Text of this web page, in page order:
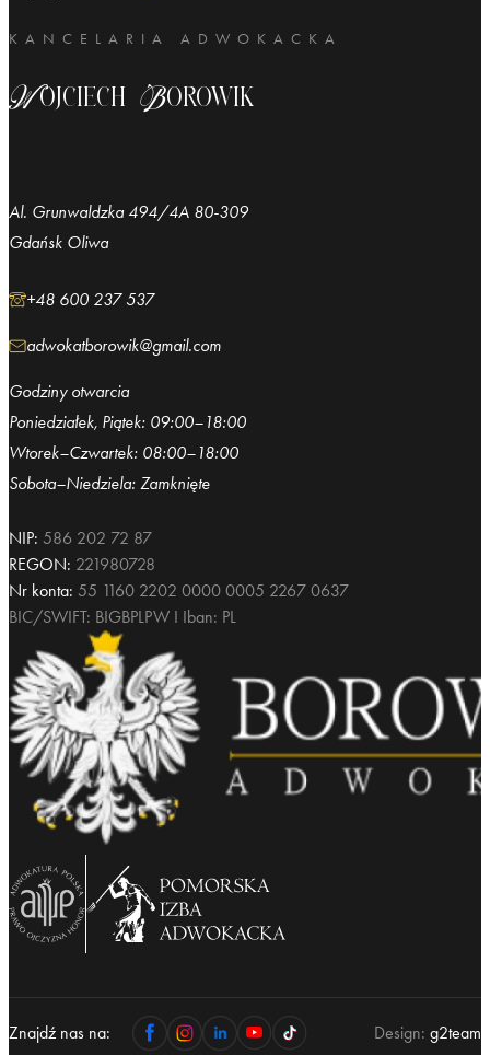
NIP: 586 202 72 87
REGON: 221980728
Nr konta: 55 1160 2202 0000 0005 2267 0637
BIC/SWIFT: BIGBPLPW I Iban: PL
KANCELARIA ADWOKACKA
Wojciech Borowik
Al. Grunwaldzka 494/4A 80-309
Gdańsk Oliwa
+48 600 237 537
adwokatborowik@gmail.com
Godziny otwarcia
Poniedziałek, Piątek: 09:00–18:00
Wtorek–Czwartek: 08:00–18:00
Sobota–Niedziela: Zamknięte
Znajdź nas na: Design: g2team